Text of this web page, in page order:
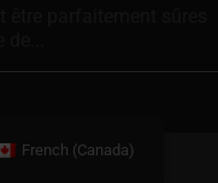
French (Canada)